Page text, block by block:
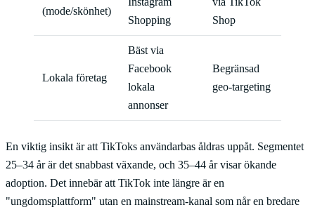
(mode/skönhet)
Shopping
Shop
Lokala företag
Bäst via
Facebook
lokala
annonser
Begränsad
geo-targeting
En viktig insikt är att TikToks användarbas åldras uppåt. Segmentet
25–34 år är det snabbast växande, och 35–44 år visar ökande
adoption. Det innebär att TikTok inte längre är en
"ungdomsplattform" utan en mainstream-kanal som når en bredare